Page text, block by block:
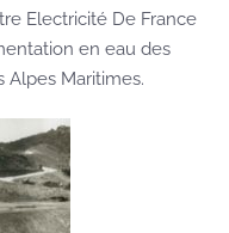
Electricité De France
en eau des
Alpes Maritimes.